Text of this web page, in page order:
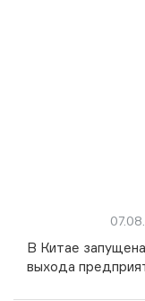
В Китае
выхода